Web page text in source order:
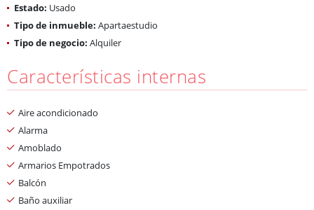
Estado: Usado
Tipo de inmueble: Apartaestudio
Tipo de negocio: Alquiler
Características internas
Aire acondicionado
Alarma
Amoblado
Armarios Empotrados
Balcón
Baño auxiliar